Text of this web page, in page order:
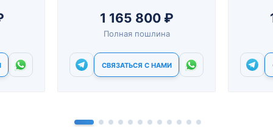
1 165 800 ₽
Полная пошлина
СВЯЗАТЬСЯ С НАМИ